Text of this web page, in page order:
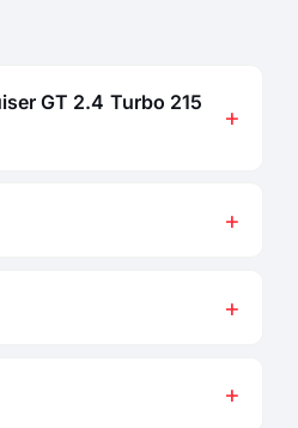
GT 2.4 Turbo 215